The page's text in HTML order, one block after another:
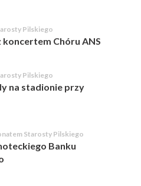
Pilskiego
koncertem Chóru ANS
Pilskiego
na stadionie przy
Starosty Pilskiego
Banku